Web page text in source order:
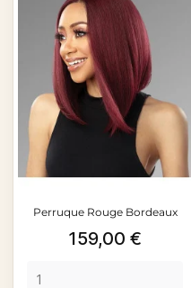
Perruque Rouge Bordeaux
Prix
159,00 €